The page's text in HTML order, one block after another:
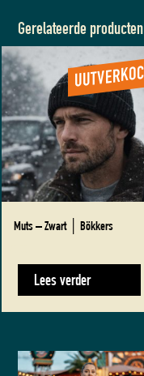
Gerelateerde producten
Muts – Zwart │ Bökkers
Lees verder
Dit